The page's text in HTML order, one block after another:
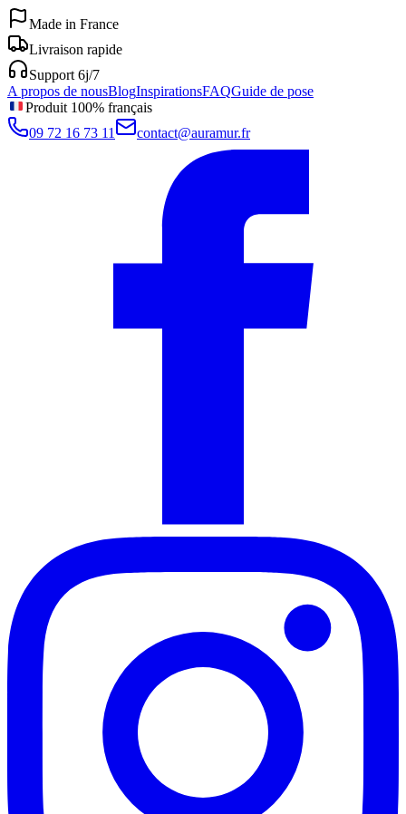
Made in France
Livraison rapide
Support 6j/7
A propos de nousBlogInspirationsFAQGuide de pose
Produit 100% français
09 72 16 73 11
contact@auramur.fr